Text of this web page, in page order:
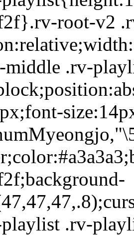
root-v2
middle .rv-
.rv-